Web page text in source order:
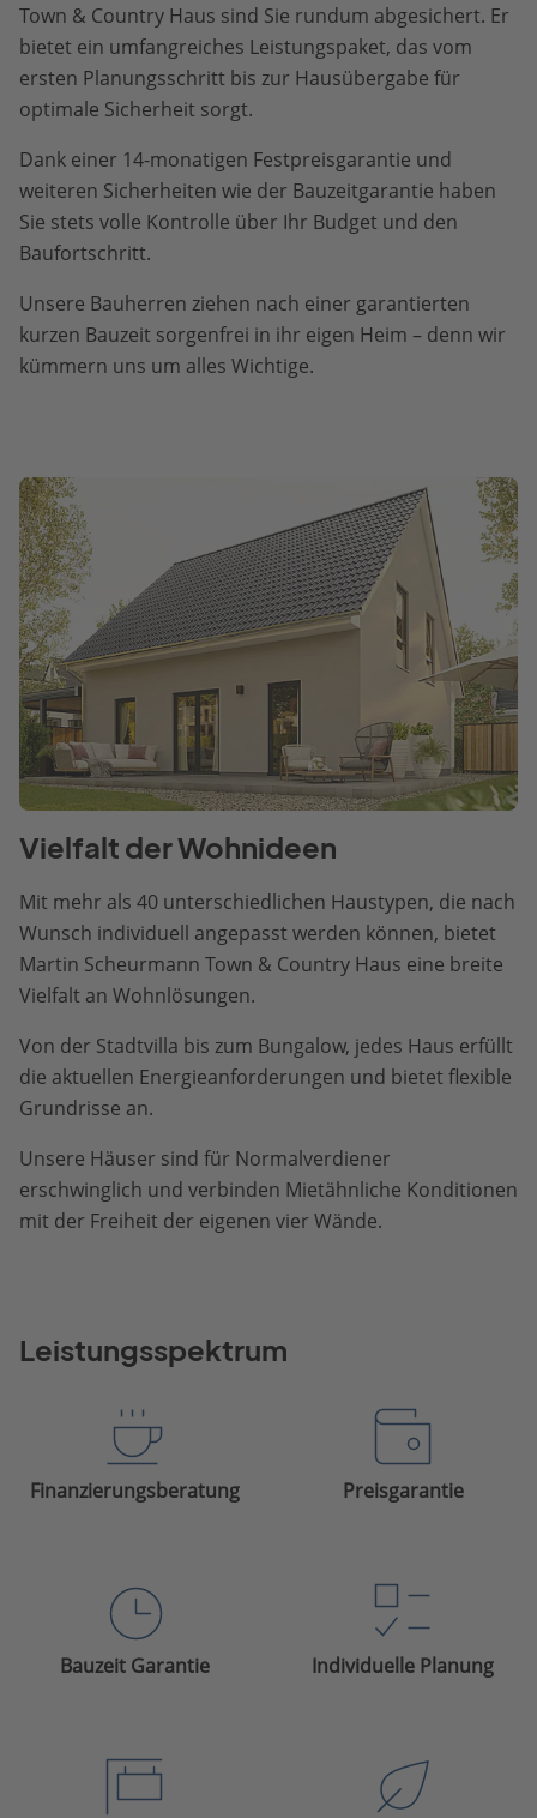
Town & Country Haus sind Sie rundum abgesichert. Er
bietet ein umfangreiches Leistungspaket, das vom
ersten Planungsschritt bis zur Hausübergabe für
optimale Sicherheit sorgt.
Dank einer 14-monatigen Festpreisgarantie und
weiteren Sicherheiten wie der Bauzeitgarantie haben
Sie stets volle Kontrolle über Ihr Budget und den
Baufortschritt.
Unsere Bauherren ziehen nach einer garantierten
kurzen Bauzeit sorgenfrei in ihr eigen Heim – denn wir
kümmern uns um alles Wichtige.
Vielfalt der Wohnideen
Mit mehr als 40 unterschiedlichen Haustypen, die nach
Wunsch individuell angepasst werden können, bietet
Martin Scheurmann Town & Country Haus eine breite
Vielfalt an Wohnlösungen.
Von der Stadtvilla bis zum Bungalow, jedes Haus erfüllt
die aktuellen Energieanforderungen und bietet flexible
Grundrisse an.
Unsere Häuser sind für Normalverdiener
erschwinglich und verbinden Mietähnliche Konditionen
mit der Freiheit der eigenen vier Wände.
Leistungsspektrum
Finanzierungsberatung Preisgarantie
Bauzeit Garantie Individuelle Planung